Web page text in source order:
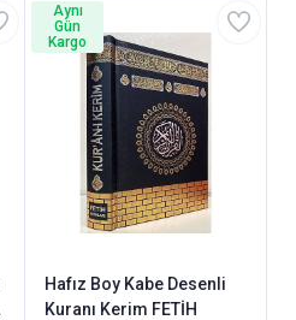
Hafız Boy Kabe Desenli
Kuranı Kerim FETİH
Aynı
Gün
Kargo